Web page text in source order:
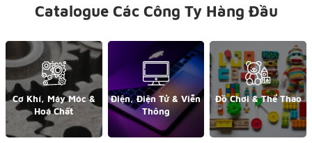
Catalogue Các Công Ty Hàng Đầu
Cơ Khí, Máy Móc &
Hoá Chất
Điện, Điện Tử & Viễn
Thông
Đồ Chơi & Thể Thao